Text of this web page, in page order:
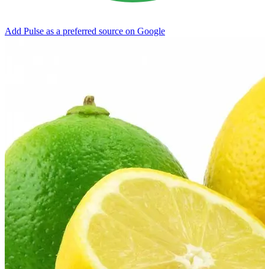
Add Pulse as a preferred source on Google